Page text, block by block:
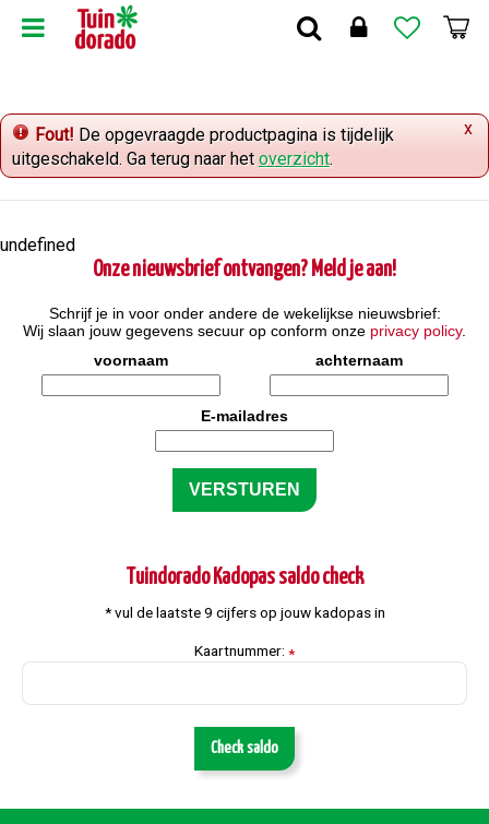
r
o
n
e
x
Fout! De opgevraagde productpagina is tijdelijk
uitgeschakeld. Ga terug naar hetoverzicht.
undefined
Onze nieuwsbrief ontvangen? Meld je aan!
Schrijf je in voor onder andere de wekelijkse nieuwsbrief:
Wij slaan jouw gegevens secuur op conform onze privacy policy.
voornaam
achternaam
E-mailadres
Tuindorado Kadopas saldo check
* vul de laatste 9 cijfers op jouw kadopas in
Kaartnummer: *
Check saldo